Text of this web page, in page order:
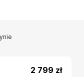
sprężyn
zaprasza
czasu.
2 799 zł